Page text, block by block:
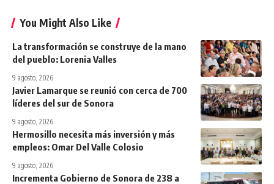
You Might Also Like
La transformación se construye de la mano
del pueblo: Lorenia Valles
9 agosto, 2026
Javier Lamarque se reunió con cerca de 700
líderes del sur de Sonora
9 agosto, 2026
Hermosillo necesita más inversión y más
empleos: Omar Del Valle Colosio
9 agosto, 2026
Incrementa Gobierno de Sonora de 238 a